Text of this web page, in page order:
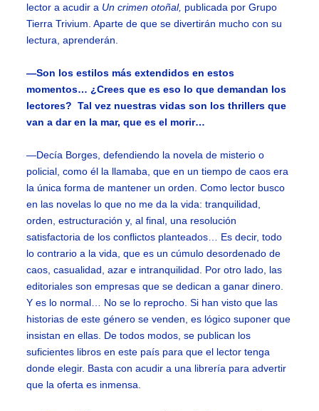
lector a acudir a Un crimen otoñal, publicada por Grupo
Tierra Trivium. Aparte de que se divertirán mucho con su
lectura, aprenderán.
—Son los estilos más extendidos en estos
momentos… ¿Crees que es eso lo que demandan los
lectores? Tal vez nuestras vidas son los thrillers que
van a dar en la mar, que es el morir…
—Decía Borges, defendiendo la novela de misterio o
policial, como él la llamaba, que en un tiempo de caos era
la única forma de mantener un orden. Como lector busco
en las novelas lo que no me da la vida: tranquilidad,
orden, estructuración y, al final, una resolución
satisfactoria de los conflictos planteados… Es decir, todo
lo contrario a la vida, que es un cúmulo desordenado de
caos, casualidad, azar e intranquilidad. Por otro lado, las
editoriales son empresas que se dedican a ganar dinero.
Y es lo normal… No se lo reprocho. Si han visto que las
historias de este género se venden, es lógico suponer que
insistan en ellas. De todos modos, se publican los
suficientes libros en este país para que el lector tenga
donde elegir. Basta con acudir a una librería para advertir
que la oferta es inmensa.